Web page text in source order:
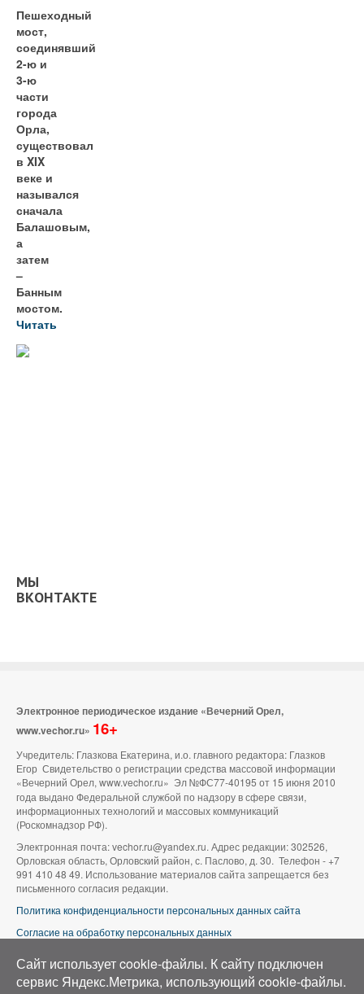
Пешеходный
мост,
соединявший
2-ю и
3-ю
части
города
Орла,
существовал
в XIX
веке и
назывался
сначала
Балашовым,
а
затем
–
Банным
мостом.
Читать
МЫ
ВКОНТАКТЕ
Электронное периодическое издание «Вечерний Орел,
www.vechor.ru» 16+
Учредитель: Глазкова Екатерина, и.о. главного редактора: Глазков
Егор Свидетельство о регистрации средства массовой информации
«Вечерний Орел, www.vechor.ru» Эл №ФС77-40195 от 15 июня 2010
года выдано Федеральной службой по надзору в сфере связи,
информационных технологий и массовых коммуникаций
(Роскомнадзор РФ).
Электронная почта: vechor.ru@yandex.ru. Адрес редакции: 302526,
Орловская область, Орловский район, с. Паслово, д. 30. Телефон - +7
991 410 48 49. Использование материалов сайта запрещается без
письменного согласия редакции.
Политика конфиденциальности персональных данных сайта
Согласие на обработку персональных данных
Аэросъемка в Орле»
Сайт использует cookie-файлы. К cайту подключен
сервис Яндекс.Метрика, использующий cookie-файлы.